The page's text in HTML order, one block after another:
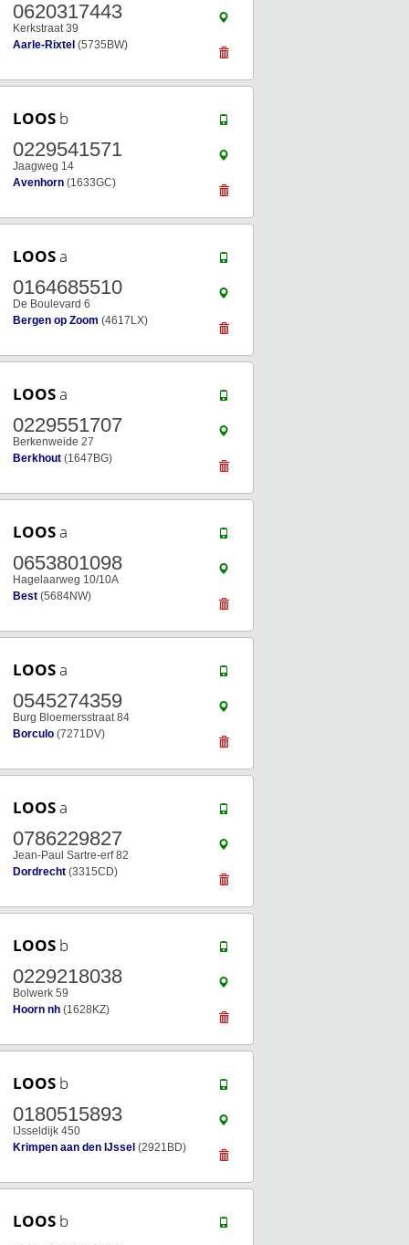
0620317443
Kerkstraat 39
Aarle-Rixtel (5735BW)
LOOS b
0229541571
Jaagweg 14
Avenhorn (1633GC)
LOOSa
0164685510
De Boulevard 6
Bergen op Zoom (4617LX)
LOOSa
0229551707
Berkenweide 27
Berkhout (1647BG)
LOOSa
0653801098
Hagelaarweg 10/10A
Best (5684NW)
LOOSa
0545274359
Burg Bloemersstraat 84
Borculo (7271DV)
LOOSa
0786229827
Jean-Paul Sartre-erf 82
Dordrecht (3315CD)
LOOS b
0229218038
Bolwerk 59
Hoorn nh (1628KZ)
LOOS b
0180515893
IJsseldijk 450
Krimpen aan den IJssel (2921BD)
LOOS b